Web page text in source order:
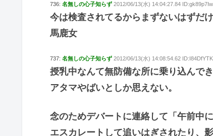
736: 名無しの心子知らず 2012/06/13(水) 14:04:27.84 ID:gk89p7Iw
今は検査されてるからまずないはずだ
馬鹿女
737: 名無しの心子知らず 2012/06/13(水) 14:08:54.62 ID:I84DfYTK
授乳中なんて無防備な所に乗り込んで
アタマやばいとしか思えない。
念のためデバートに連絡して「午前中
エスカレートして追いはぎされたり、